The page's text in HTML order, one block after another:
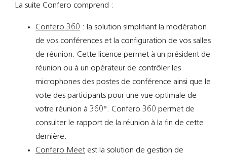
Support
La suite Confero comprend :
Confero 360 : la solution simplifiant la modération
de vos conférences et la configuration de vos salles
de réunion. Cette licence permet à un président de
réunion ou à un opérateur de contrôler les
microphones des postes de conférence ainsi que le
vote des participants pour une vue optimale de
votre réunion à 360°. Confero 360 permet de
consulter le rapport de la réunion à la fin de cette
dernière.
Confero Meet est la solution de gestion de